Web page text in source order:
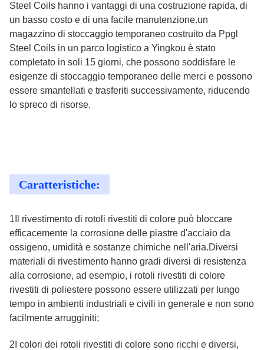
Steel Coils hanno i vantaggi di una costruzione rapida, di
un basso costo e di una facile manutenzione.un
magazzino di stoccaggio temporaneo costruito da Ppgl
Steel Coils in un parco logistico a Yingkou è stato
completato in soli 15 giorni, che possono soddisfare le
esigenze di stoccaggio temporaneo delle merci e possono
essere smantellati e trasferiti successivamente, riducendo
lo spreco di risorse.
Caratteristiche:
1Il rivestimento di rotoli rivestiti di colore può bloccare
efficacemente la corrosione delle piastre d'acciaio da
ossigeno, umidità e sostanze chimiche nell'aria.Diversi
materiali di rivestimento hanno gradi diversi di resistenza
alla corrosione, ad esempio, i rotoli rivestiti di colore
rivestiti di poliestere possono essere utilizzati per lungo
tempo in ambienti industriali e civili in generale e non sono
facilmente arrugginiti;
2I colori dei rotoli rivestiti di colore sono ricchi e diversi,